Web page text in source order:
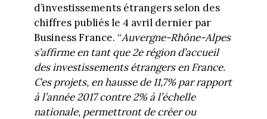
d’investissements étrangers selon des
chiffres publiés le 4 avril dernier par
Business France. “Auvergne-Rhône-Alpes
s’affirme en tant que 2e région d’accueil
des investissements étrangers en France.
Ces projets, en hausse de 11,7% par rapport
à l’année 2017 contre 2% à l’échelle
nationale, permettront de créer ou